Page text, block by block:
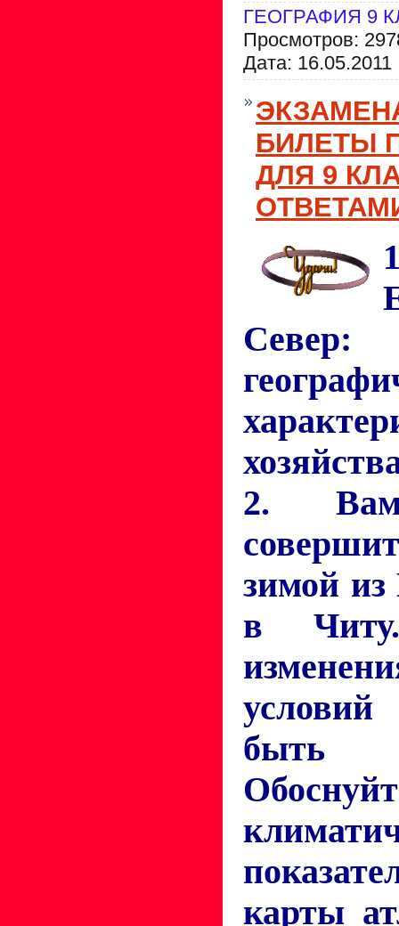
ГЕОГРАФИЯ 9
Просмотров:
Дата: 16.05.2011
БИЛЕТЫ
ДЛЯ 9
Север:
2. Вам
зимой из
в
быть
карты